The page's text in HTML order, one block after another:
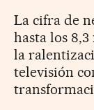
La cifra de
hasta los
la
televisión